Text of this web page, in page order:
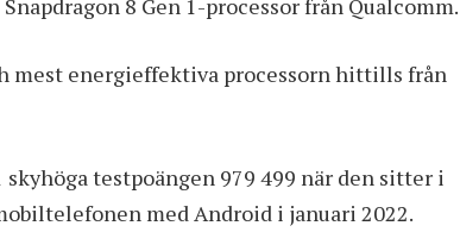
8 Gen 1-processor från Qualcomm.
mest energieffektiva processorn hittills från
testpoängen 979 499 när den sitter i
med Android i januari 2022.